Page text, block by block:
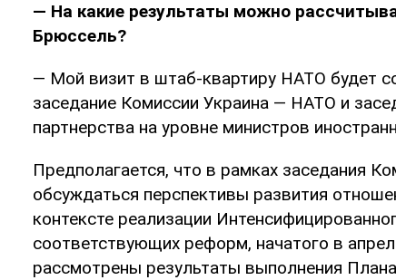
— На какие результаты можно
Брюссель?
— Мой визит в штаб-квартиру НАТО будет
заседание Комиссии Украина — НАТО и
партнерства на уровне министров
Предполагается, что в рамках заседания
обсуждаться перспективы развития
контексте реализации
соответствующих реформ, начатого в
рассмотрены результаты выполнения